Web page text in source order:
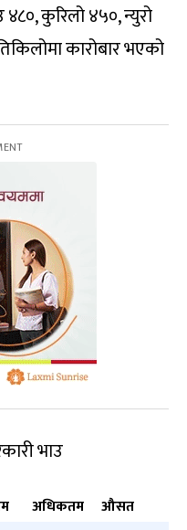
कुरिलो ४५०, न्युरो
कारोबार भएको
भाउ
अधिकतम औसत